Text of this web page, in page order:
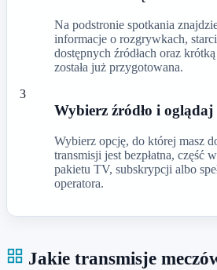
Na podstronie spotkania
informacje o rozgrywkach,
dostępnych źródłach oraz
została już przygotowana.
3
Wybierz źródło i oglądaj
Wybierz opcję, do której masz
transmisji jest bezpłatna, część
pakietu TV, subskrypcji albo
operatora.
Jakie transmisje